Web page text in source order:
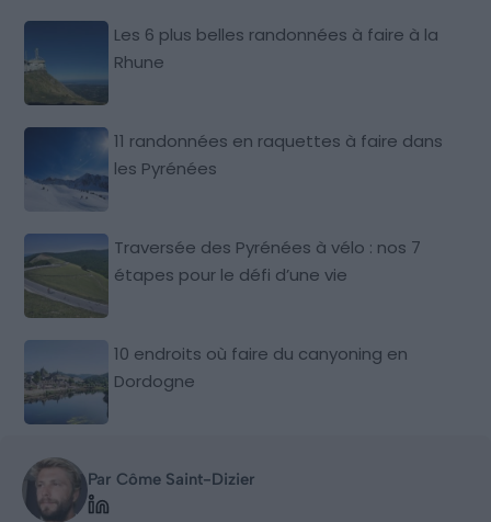
Les 6 plus belles randonnées à faire à la
Rhune
11 randonnées en raquettes à faire dans
les Pyrénées
Traversée des Pyrénées à vélo : nos 7
étapes pour le défi d’une vie
10 endroits où faire du canyoning en
Dordogne
Par Côme Saint-Dizier